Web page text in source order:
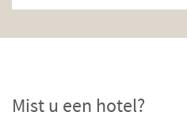
Mist u een hotel?